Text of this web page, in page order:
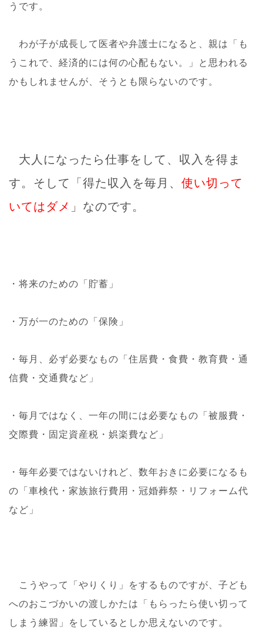
うです。
わが子が成長して医者や弁護士になると、親は「も
うこれで、経済的には何の心配もない。」と思われる
かもしれませんが、そうとも限らないのです。
大人になったら仕事をして、収入を得ま
す。そして「得た収入を毎月、 使い切って
いてはダメ 」なのです。
・将来のための「貯蓄」
・万が一のための「保険」
・毎月、必ず必要なもの「住居費・食費・教育費・通
信費・交通費など」
・毎月ではなく、一年の間には必要なもの「被服費・
交際費・固定資産税・娯楽費など」
・毎年必要ではないけれど、数年おきに必要になるも
の「車検代・家族旅行費用・冠婚葬祭・リフォーム代
など」
こうやって「やりくり」をするものですが、子ども
へのおこづかいの渡しかたは「もらったら使い切って
しまう練習」をしているとしか思えないのです。